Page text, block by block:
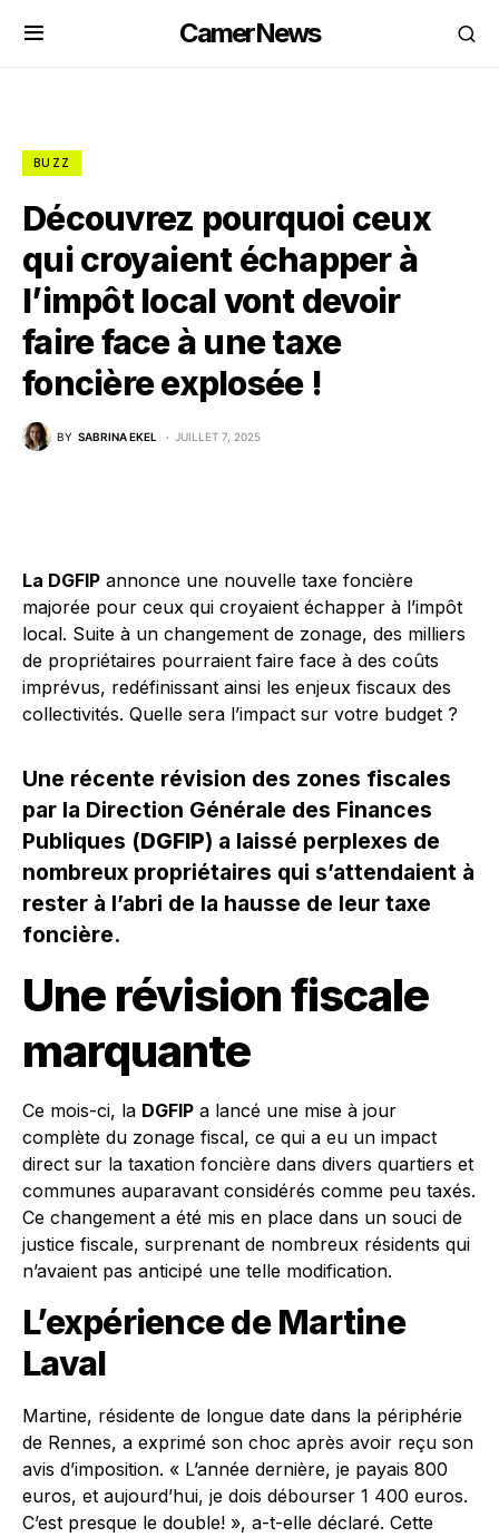
CamerNews
BUZZ
Découvrez pourquoi ceux
qui croyaient échapper à
l’impôt local vont devoir
faire face à une taxe
foncière explosée !
BY SABRINA EKEL JUILLET 7, 2025
La DGFIP annonce une nouvelle taxe foncière
majorée pour ceux qui croyaient échapper à l’impôt
local. Suite à un changement de zonage, des milliers
de propriétaires pourraient faire face à des coûts
imprévus, redéfinissant ainsi les enjeux fiscaux des
collectivités. Quelle sera l’impact sur votre budget ?
Une récente révision des zones fiscales
par la Direction Générale des Finances
Publiques (DGFIP) a laissé perplexes de
nombreux propriétaires qui s’attendaient à
rester à l’abri de la hausse de leur taxe
foncière.
Une révision fiscale
marquante
Ce mois-ci, la DGFIP a lancé une mise à jour
complète du zonage fiscal, ce qui a eu un impact
direct sur la taxation foncière dans divers quartiers et
communes auparavant considérés comme peu taxés.
Ce changement a été mis en place dans un souci de
justice fiscale, surprenant de nombreux résidents qui
n’avaient pas anticipé une telle modification.
L’expérience de Martine
Laval
Martine, résidente de longue date dans la périphérie
de Rennes, a exprimé son choc après avoir reçu son
avis d’imposition. « L’année dernière, je payais 800
euros, et aujourd’hui, je dois débourser 1 400 euros.
C’est presque le double! », a-t-elle déclaré. Cette